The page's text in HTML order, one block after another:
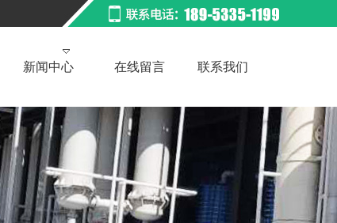
新闻中心 在线留言 联系我们